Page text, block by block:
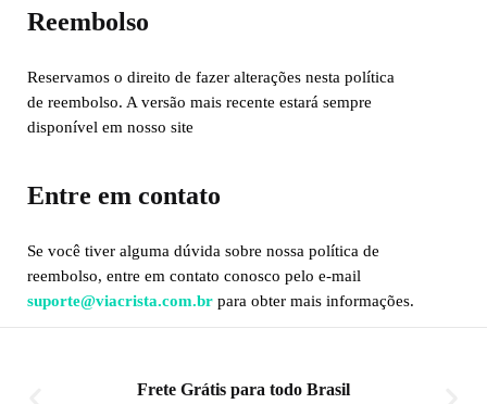
Reembolso
Reservamos o direito de fazer alterações nesta política
de reembolso. A versão mais recente estará sempre
disponível em nosso site
Entre em contato
Se você tiver alguma dúvida sobre nossa política de
reembolso, entre em contato conosco pelo e-mail
suporte@viacrista.com.br para obter mais informações.
Frete Grátis para todo Brasil